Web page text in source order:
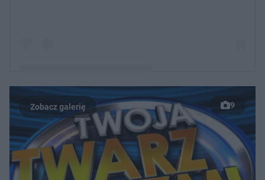
Post udostępniony przez Twoja Twarz Brzmi Znajomo
(@twojatwarzbrzmiznajomo)
9